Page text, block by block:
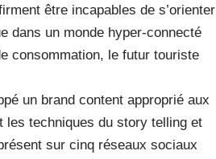
être incapables de s’orienter
dans un monde hyper-connecté
consommation, le futur touriste
un brand content approprié aux
techniques du story telling et
sur cinq réseaux sociaux